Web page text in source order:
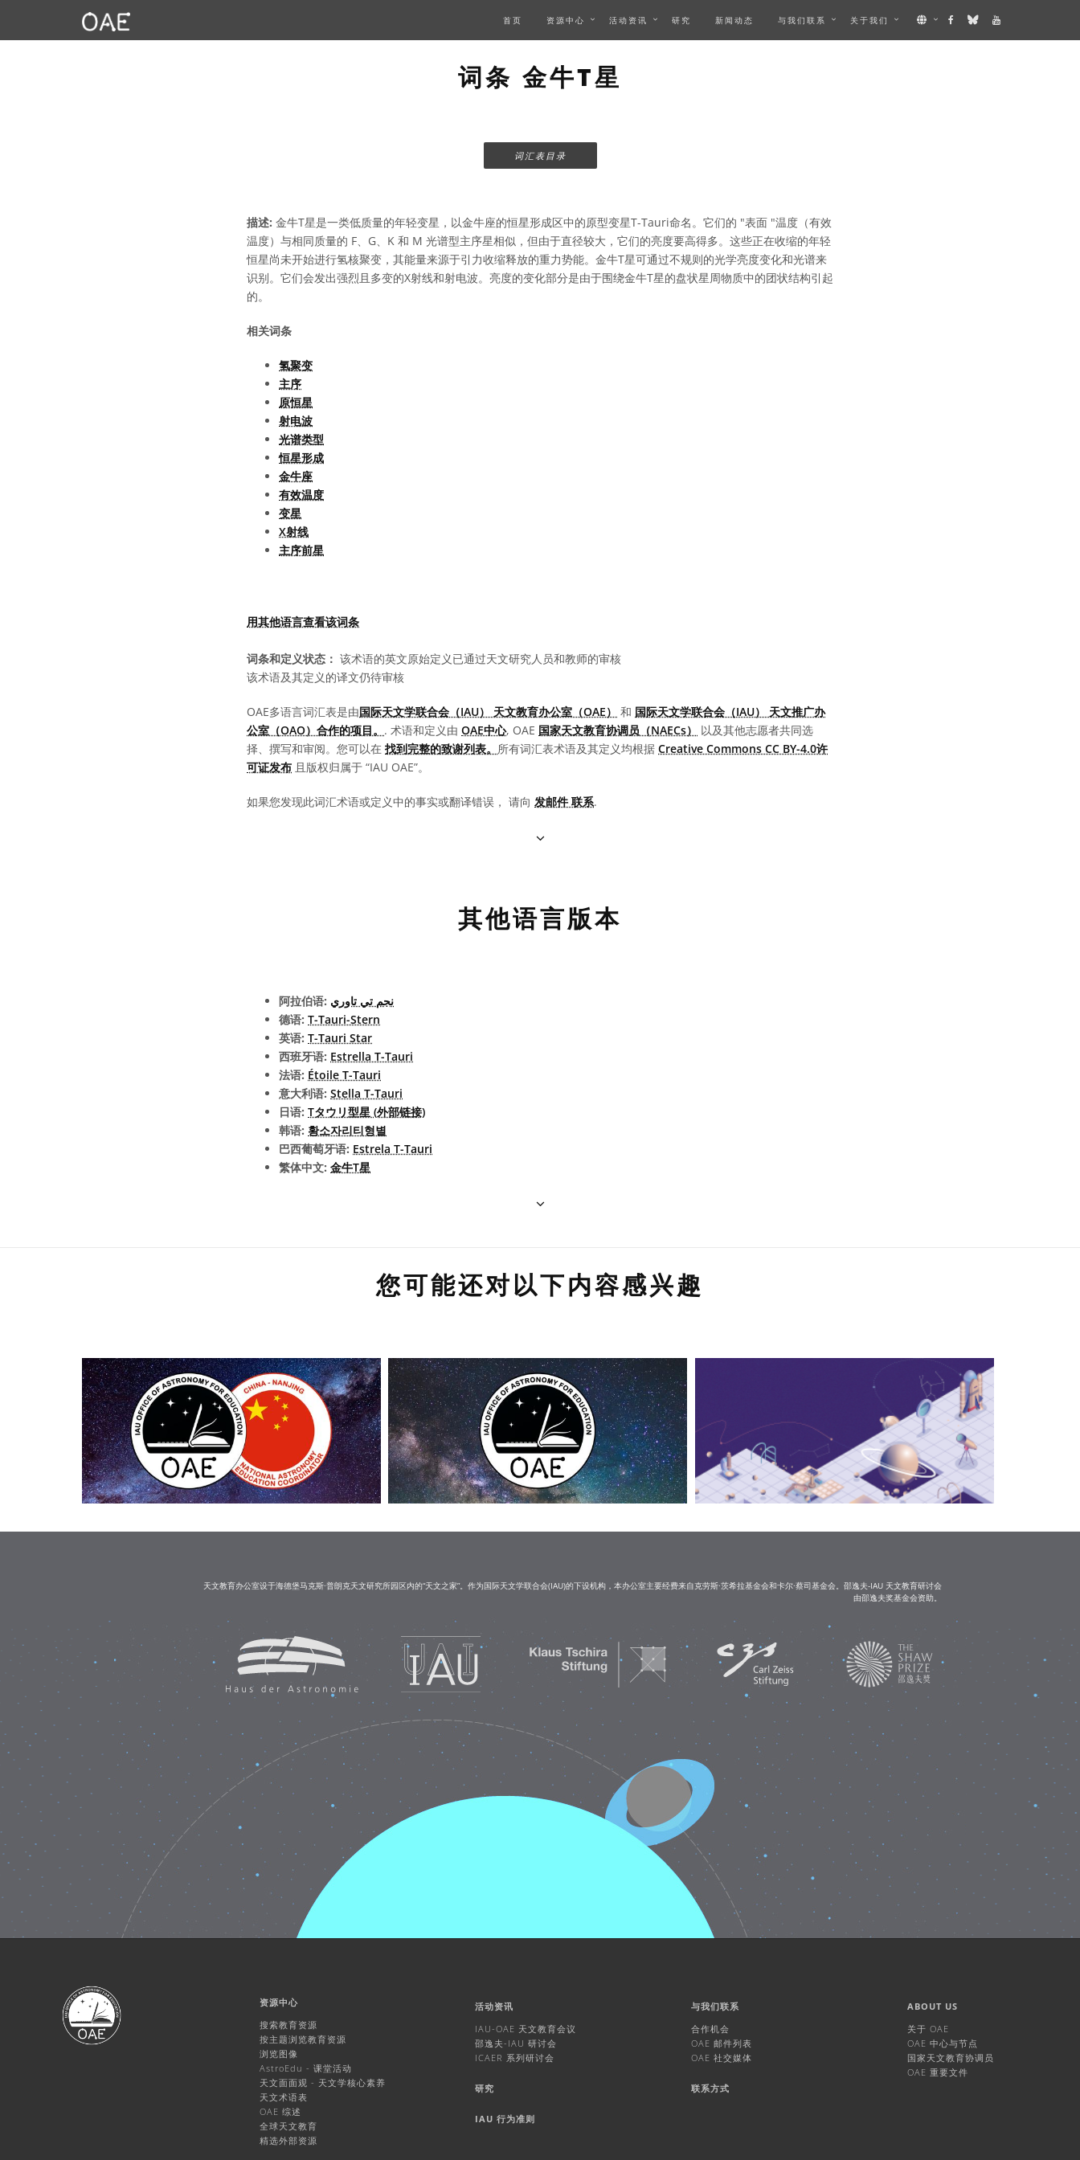
首页 资源中心 活动资讯 研究 新闻动态 与我们联系 关于我们
词条 金牛T星
词汇表目录
描述: 金牛T星是一类低质量的年轻变星，以金牛座的恒星形成区中的原型变星T-Tauri命名。它们的 "表面 "温度（有效
温度）与相同质量的 F、G、K 和 M 光谱型主序星相似，但由于直径较大，它们的亮度要高得多。这些正在收缩的年轻
恒星尚未开始进行氢核聚变，其能量来源于引力收缩释放的重力势能。金牛T星可通过不规则的光学亮度变化和光谱来
识别。它们会发出强烈且多变的X射线和射电波。亮度的变化部分是由于围绕金牛T星的盘状星周物质中的团状结构引起
的。
相关词条
氢聚变
主序
原恒星
射电波
光谱类型
恒星形成
金牛座
有效温度
变星
X射线
主序前星
用其他语言查看该词条
词条和定义状态： 该术语的英文原始定义已通过天文研究人员和教师的审核
该术语及其定义的译文仍待审核
OAE多语言词汇表是由国际天文学联合会（IAU） 天文教育办公室（OAE） 和 国际天文学联合会（IAU） 天文推广办
公室（OAO）合作的项目。 . 术语和定义由 OAE中心, OAE 国家天文教育协调员（NAECs）
以及其他志愿者共同选
择、撰写和审阅。您可以在 找到完整的致谢列表。 所有词汇表术语及其定义均根据 Creative Commons CC BY-4.0许
可证发布 且版权归属于 “IAU OAE”。
如果您发现此词汇术语或定义中的事实或翻译错误， 请向 发邮件 联系.
其他语言版本
阿拉伯语: نجم تي تاوري
德语: T-Tauri-Stern
英语: T-Tauri Star
西班牙语: Estrella T-Tauri
法语: Étoile T-Tauri
意大利语: Stella T-Tauri
日语: Tタウリ型星 (外部链接)
韩语: 황소자리티형별
巴西葡萄牙语: Estrela T-Tauri
繁体中文: 金牛T星
您可能还对以下内容感兴趣
天文教育办公室设于海德堡马克斯·普朗克天文研究所园区内的“天文之家”。作为国际天文学联合会(IAU)的下设机构，本办公室主要经费来自克劳斯·茨希拉基金会和卡尔·蔡司基金会。邵逸夫-IAU 天文教育研讨会
由邵逸夫奖基金会资助。
资源中心
搜索教育资源
按主题浏览教育资源
浏览图像
AstroEdu - 课堂活动
天文面面观 - 天文学核心素养
天文术语表
OAE 综述
全球天文教育
精选外部资源
活动资讯
IAU-OAE 天文教育会议
邵逸夫-IAU 研讨会
ICAER 系列研讨会
研究
IAU 行为准则
与我们联系
合作机会
OAE 邮件列表
OAE 社交媒体
联系方式
ABOUT US
关于 OAE
OAE 中心与节点
国家天文教育协调员
OAE 重要文件